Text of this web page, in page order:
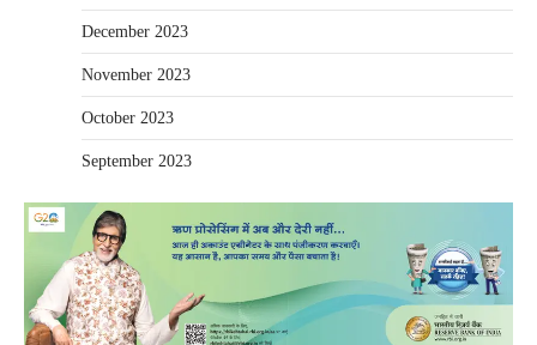
December 2023
November 2023
October 2023
September 2023